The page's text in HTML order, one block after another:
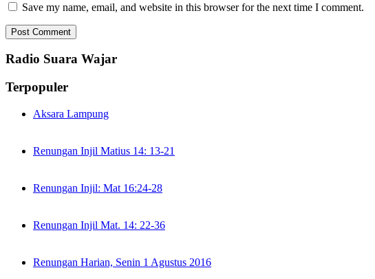
Save my name, email, and website in this browser for the next time I comment.
Radio Suara Wajar
Terpopuler
Aksara Lampung
Renungan Injil Matius 14: 13-21
Renungan Injil: Mat 16:24-28
Renungan Injil Mat. 14: 22-36
Renungan Harian, Senin 1 Agustus 2016